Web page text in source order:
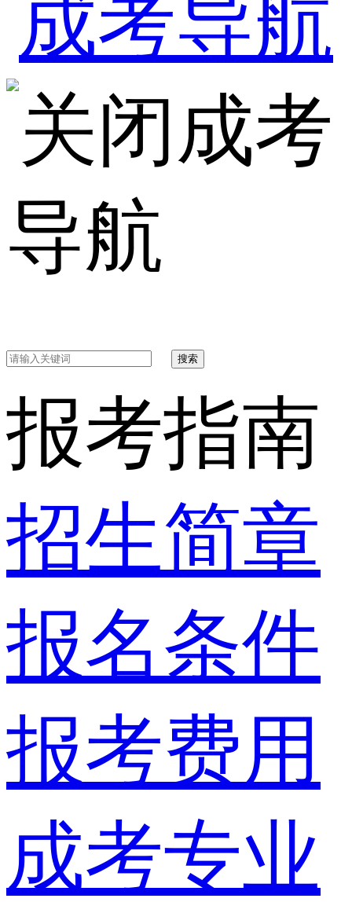
成考
导航
搜索
报考指南
招生简章
报名条件
报考费用
成考专业